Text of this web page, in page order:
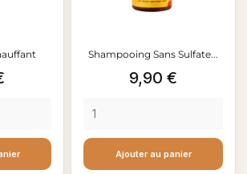
Shampooing Sans Sulfate...
Prix
9,90 €
Ajouter au panier